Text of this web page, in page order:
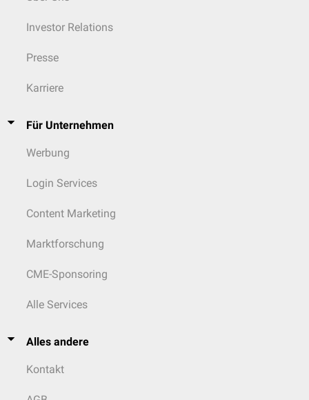
Investor Relations
Presse
Karriere
Für Unternehmen
Werbung
Login Services
Content Marketing
Marktforschung
CME-Sponsoring
Alle Services
Alles andere
Kontakt